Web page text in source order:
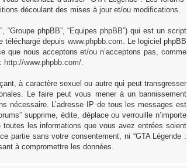
découlant des mises à jour et/ou modifications.
“Groupe phpBB”, “Equipes phpBB”) qui est un script
téléchargé depuis www.phpbb.com. Le logiciel phpBB
que nous acceptons et/ou n’acceptons pas, comme
http://www.phpbb.com/.
à caractère sexuel ou autre qui peut transgresser
Le faire peut vous mener à un bannissement
nécessaire. L’adresse IP de tous les messages est
supprime, édite, déplace ou verrouille n’importe
les informations que vous avez entrées soient
partie sans votre consentement, ni “GTA Légende :
à compromettre les données.